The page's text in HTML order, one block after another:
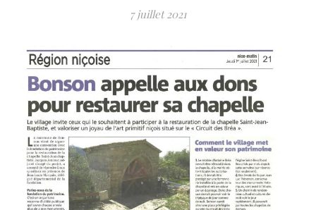
7 juillet 2021